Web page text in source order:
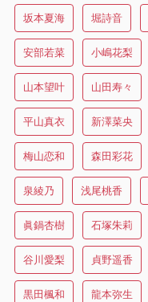
坂本夏海 堀詩音
安部若菜 小嶋花梨
山本望叶 山田寿々
平山真衣 新澤菜央
梅山恋和 森田彩花
泉綾乃 浅尾桃香
眞鍋杏樹 石塚朱莉
谷川愛梨 貞野遥香
黒田楓和 龍本弥生